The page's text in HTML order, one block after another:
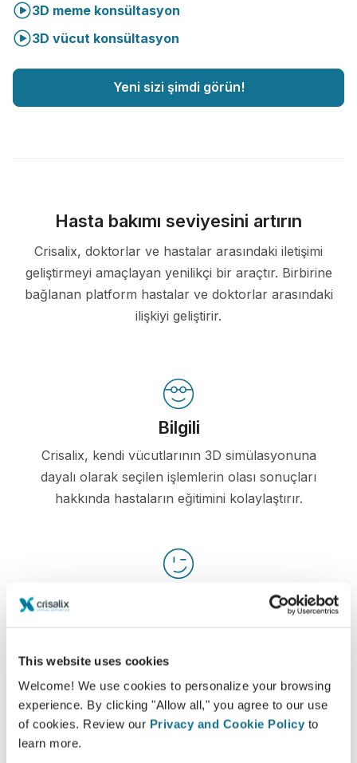
This website uses cookies
Welcome! We use cookies to personalize your browsing
experience. By clicking "Allow all," you agree to our use
of cookies. Review our Privacy and Cookie Policy to
learn more.
3D meme konsültasyon
3D vücut konsültasyon
Yeni sizi şimdi görün!
Hasta bakımı seviyesini artırın
Crisalix, doktorlar ve hastalar arasındaki iletişimi
geliştirmeyi amaçlayan yenilikçi bir araçtır. Birbirine
bağlanan platform hastalar ve doktorlar arasındaki
ilişkiyi geliştirir.
Bilgili
Crisalix, kendi vücutlarının 3D simülasyonuna
dayalı olarak seçilen işlemlerin olası sonuçları
hakkında hastaların eğitimini kolaylaştırır.